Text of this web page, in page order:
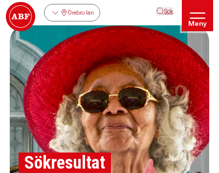
Örebro län Sök
Meny
Sökresultat